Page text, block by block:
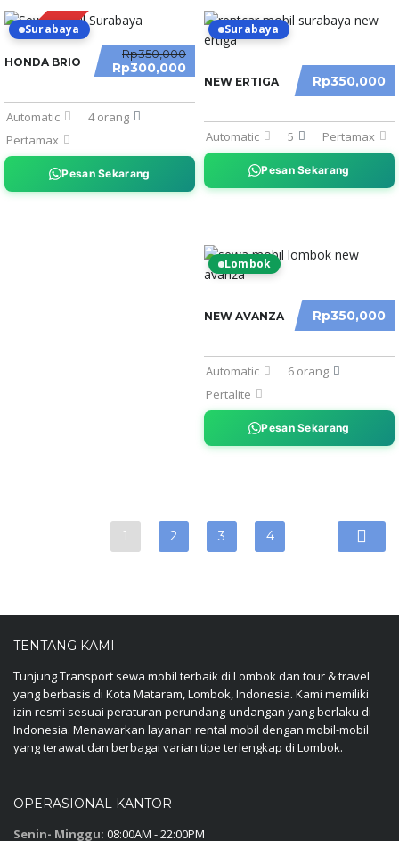
PROMO Rp350,000
Rp300,000
HONDA BRIO
Automatic
4 orang
Pertamax
Pesan Sekarang
Surabaya
Rp350,000
NEW ERTIGA
Automatic 5 Pertamax
Pesan Sekarang
Surabaya
Rp350,000
NEW AVANZA
Automatic
6 orang
Pertalite
Pesan Sekarang
Lombok
1 2 3 4
TENTANG KAMI
Tunjung Transport sewa mobil terbaik di Lombok dan tour & travel
yang berbasis di Kota Mataram, Lombok, Indonesia. Kami memiliki
izin resmi sesuai peraturan perundang-undangan yang berlaku di
Indonesia. Menawarkan layanan rental mobil dengan mobil-mobil
yang terawat dan berbagai varian tipe terlengkap di Lombok.
OPERASIONAL KANTOR
Senin- Minggu: 08:00AM - 22:00PM